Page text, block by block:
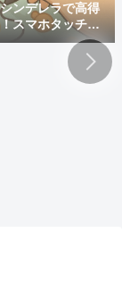
ンデレラで高得
スマホタッチペ